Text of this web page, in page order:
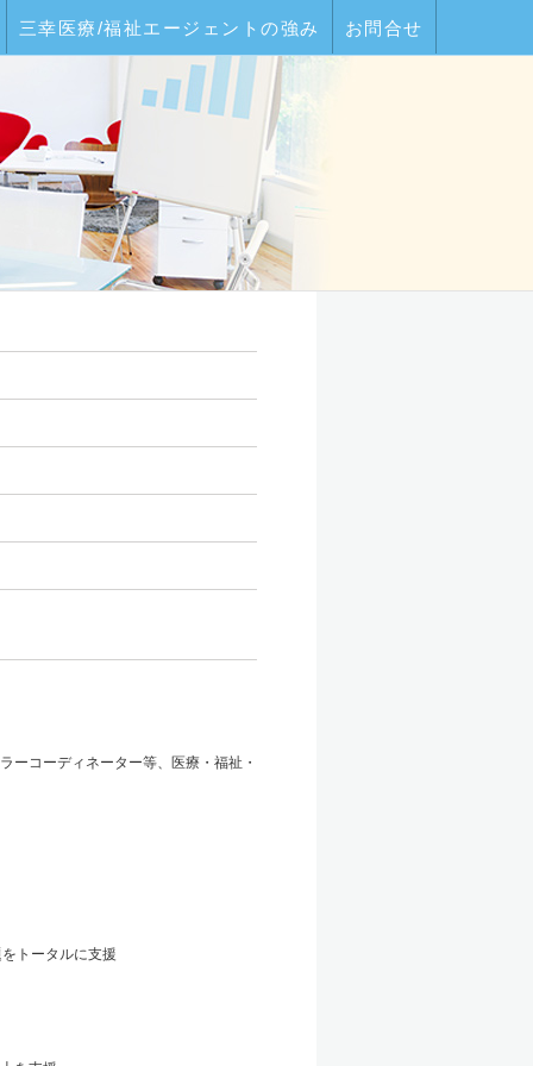
三幸医療/福祉エージェントの強み お問合せ
ーコーディネーター等、医療・福祉・
トータルに支援